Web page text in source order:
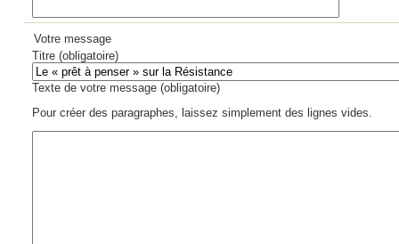
Votre message
Titre (obligatoire)
Texte de votre message (obligatoire)
Pour créer des paragraphes, laissez simplement des lignes vides.